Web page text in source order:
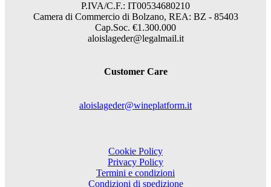
P.IVA/C.F.: IT00534680210
Camera di Commercio di Bolzano, REA: BZ - 85403
Cap.Soc. €1.300.000
aloislageder@legalmail.it
Customer Care
aloislageder@wineplatform.it
Cookie Policy
Privacy Policy
Termini e condizioni
Condizioni di spedizione